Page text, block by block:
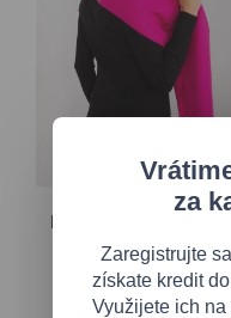
jemnej pleteniny
21,55 €
28,60 €
Univerzálna
za
Zaregistrujte
získate kredit
Využijete ich